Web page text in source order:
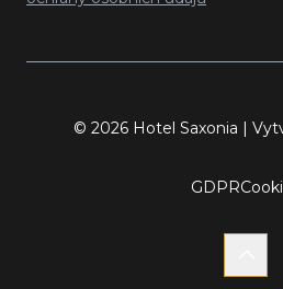
© 2026 Hotel Saxonia |
GDPR